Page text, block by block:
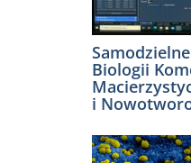
Biologii
i